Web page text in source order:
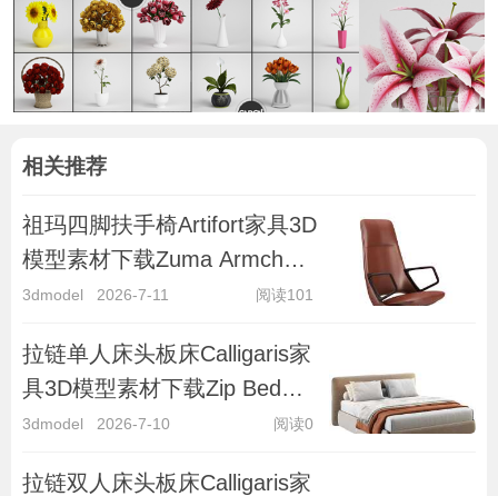
相关推荐
祖玛四脚扶手椅Artifort家具3D
模型素材下载Zuma Armchair
4-legged by Artifort
3dmodel 2026-7-11 阅读101
拉链单人床头板床Calligaris家
具3D模型素材下载Zip Bed
with Single Headboard by Cal
3dmodel 2026-7-10 阅读0
拉链双人床头板床Calligaris家